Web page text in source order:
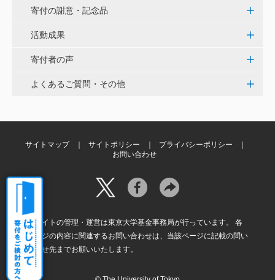
鈴木 淳
微力ながら後輩のみなさんのご活躍を期待してます！
い！ <漕艇部>
寄付の謝意・記念品
活動成果
寄付者の声
よくあるご質問・その他
サイトマップ サイトポリシー
プライバシーポリシー
お問い合わせ
本サイトの管理・運営は東京大学基金事務局が行っています。 各
ページの内容に関連するお問い合わせは、当該ページに記載の問い
合わせ先までお願いいたします。